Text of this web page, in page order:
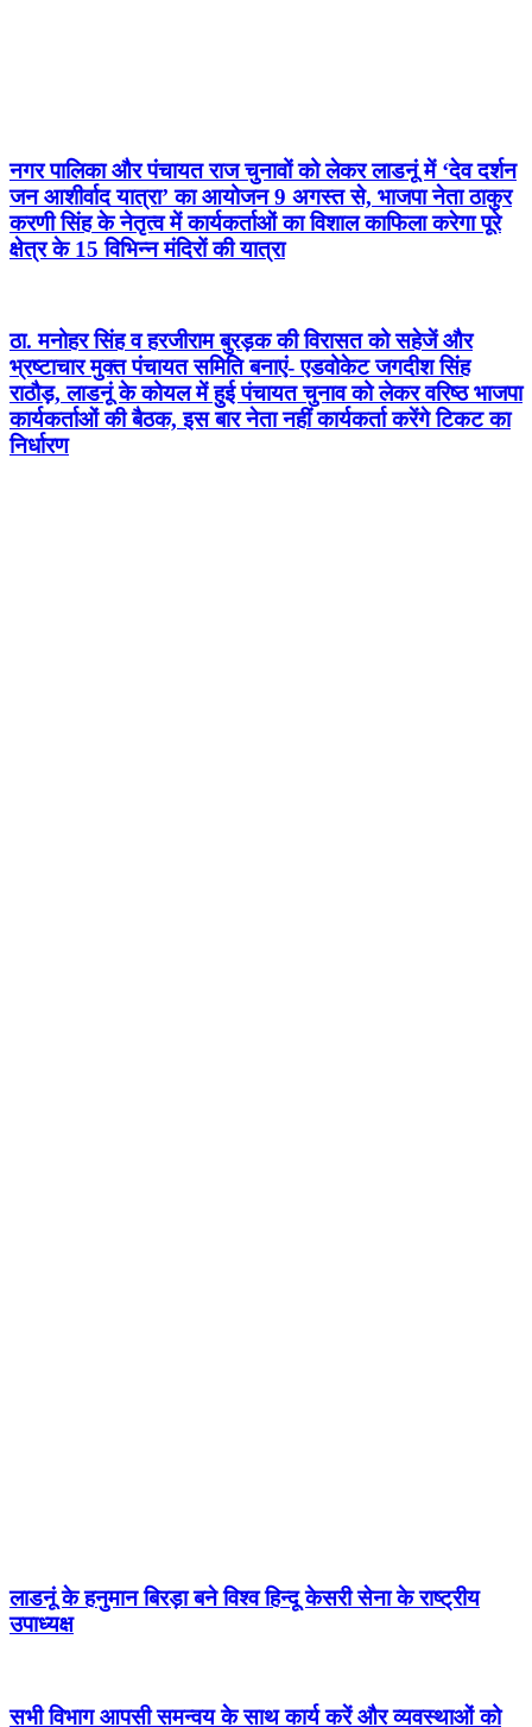
नगर पालिका और पंचायत राज चुनावों को लेकर लाडनूं में ‘देव दर्शन
जन आशीर्वाद यात्रा’ का आयोजन 9 अगस्त से, भाजपा नेता ठाकुर
करणी सिंह के नेतृत्व में कार्यकर्ताओं का विशाल काफिला करेगा पूरे
क्षेत्र के 15 विभिन्न मंदिरों की यात्रा
ठा. मनोहर सिंह व हरजीराम बुरड़क की विरासत को सहेजें और
भ्रष्टाचार मुक्त पंचायत समिति बनाएं- एडवोकेट जगदीश सिंह
राठौड़, लाडनूं के कोयल में हुई पंचायत चुनाव को लेकर वरिष्ठ भाजपा
कार्यकर्ताओं की बैठक, इस बार नेता नहीं कार्यकर्ता करेंगे टिकट का
निर्धारण
लाडनूं के हनुमान बिरड़ा बने विश्व हिन्दू केसरी सेना के राष्ट्रीय
उपाध्यक्ष
सभी विभाग आपसी समन्वय के साथ कार्य करें और व्यवस्थाओं को